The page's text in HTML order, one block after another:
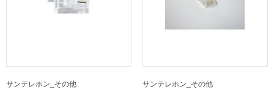
サンテレホン_その他 サンテレホン_その他